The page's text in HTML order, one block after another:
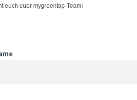
euch euer mygreentop-Team!